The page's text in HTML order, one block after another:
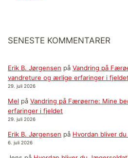
SENESTE KOMMENTARER
Erik B. Jørgensen på Vandring på
vandreture og ærlige erfaringer i fjeldet
29. juli 2026
Mel på Vandring på Færøerne: Mine
erfaringer i fjeldet
29. juli 2026
Erik B. Jørgensen på Hvordan bliver
6. juli 2026